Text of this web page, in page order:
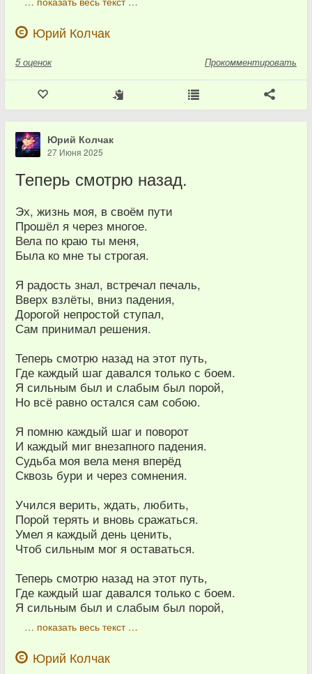
Юрий Колчак
5 оценок Прокомментировать
Юрий Колчак
27 Июня 2025
Теперь смотрю назад.
Эх, жизнь моя, в своём пути
Прошёл я через многое.
Вела по краю ты меня,
Была ко мне ты строгая.
Я радость знал, встречал печаль,
Вверх взлёты, вниз падения,
Дорогой непростой ступал,
Сам принимал решения.
Теперь смотрю назад на этот путь,
Где каждый шаг давался только с боем.
Я сильным был и слабым был порой,
Но всё равно остался сам собою.
Я помню каждый шаг и поворот
И каждый миг внезапного падения.
Судьба моя вела меня вперёд
Сквозь бури и через сомнения.
Учился верить, ждать, любить,
Порой терять и вновь сражаться.
Умел я каждый день ценить,
Чтоб сильным мог я оставаться.
Теперь смотрю назад на этот путь,
Где каждый шаг давался только с боем.
Я сильным был и слабым был порой,
… показать весь текст …
Юрий Колчак